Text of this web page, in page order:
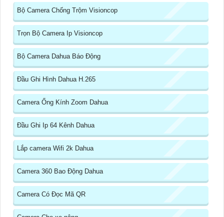
Bộ Camera Chống Trộm Visioncop
Trọn Bộ Camera Ip Visioncop
Bộ Camera Dahua Báo Động
Đầu Ghi Hình Dahua H.265
Camera Ống Kính Zoom Dahua
Đầu Ghi Ip 64 Kênh Dahua
Lắp camera Wifi 2k Dahua
Camera 360 Bao Động Dahua
Camera Có Đọc Mã QR